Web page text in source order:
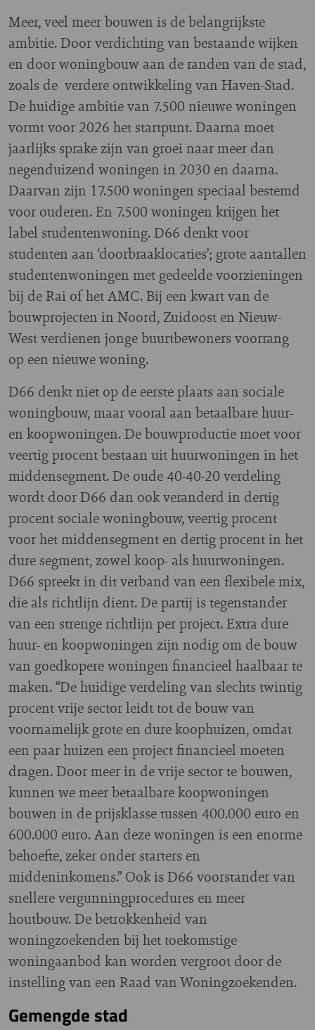
Meer, veel meer bouwen is de belangrijkste
ambitie. Door verdichting van bestaande wijken
en door woningbouw aan de randen van de stad,
zoals de verdere ontwikkeling van Haven-Stad.
De huidige ambitie van 7.500 nieuwe woningen
vormt voor 2026 het startpunt. Daarna moet
jaarlijks sprake zijn van groei naar meer dan
negenduizend woningen in 2030 en daarna.
Daarvan zijn 17.500 woningen speciaal bestemd
voor ouderen. En 7.500 woningen krijgen het
label studentenwoning. D66 denkt voor
studenten aan ‘doorbraaklocaties’; grote aantallen
studentenwoningen met gedeelde voorzieningen
bij de Rai of het AMC. Bij een kwart van de
bouwprojecten in Noord, Zuidoost en Nieuw-
West verdienen jonge buurtbewoners voorrang
op een nieuwe woning.
D66 denkt niet op de eerste plaats aan sociale
woningbouw, maar vooral aan betaalbare huur-
en koopwoningen. De bouwproductie moet voor
veertig procent bestaan uit huurwoningen in het
middensegment. De oude 40-40-20 verdeling
wordt door D66 dan ook veranderd in dertig
procent sociale woningbouw, veertig procent
voor het middensegment en dertig procent in het
dure segment, zowel koop- als huurwoningen.
D66 spreekt in dit verband van een flexibele mix,
die als richtlijn dient. De partij is tegenstander
van een strenge richtlijn per project. Extra dure
huur- en koopwoningen zijn nodig om de bouw
van goedkopere woningen financieel haalbaar te
maken. “De huidige verdeling van slechts twintig
procent vrije sector leidt tot de bouw van
voornamelijk grote en dure koophuizen, omdat
een paar huizen een project financieel moeten
dragen. Door meer in de vrije sector te bouwen,
kunnen we meer betaalbare koopwoningen
bouwen in de prijsklasse tussen 400.000 euro en
600.000 euro. Aan deze woningen is een enorme
behoefte, zeker onder starters en
middeninkomens.” Ook is D66 voorstander van
snellere vergunningprocedures en meer
houtbouw. De betrokkenheid van
woningzoekenden bij het toekomstige
woningaanbod kan worden vergroot door de
instelling van een Raad van Woningzoekenden.
Gemengde stad